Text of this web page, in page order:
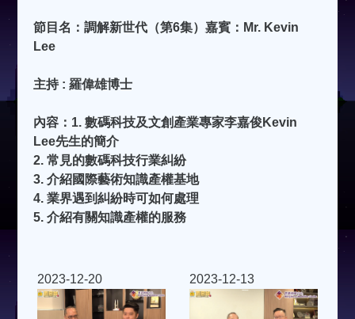
節目名：調解新世代（第6集）嘉賓：Mr. Kevin
Lee
主持 : 羅偉雄博士
內容：1. 數碼科技及文創產業專家李嘉俊Kevin
Lee先生的簡介
2. 常見的數碼科技行業糾紛
3. 介紹國際藝術知識產權基地
4. 業界遇到糾紛時可如何處理
5. 介紹有關知識產權的服務
2023-12-20 2023-12-13